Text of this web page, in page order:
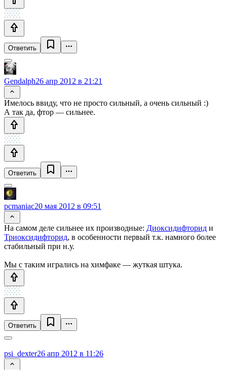
Ответить
Gendalph26 апр 2012 в 21:21
Имелось ввиду, что не просто сильный, а очень сильный :)
А так да, фтор — сильнее.
Ответить
pcmaniac20 мая 2012 в 09:51
На самом деле сильнее их производные: Диоксидифторид и
Триоксидифторид, в особенности первый т.к. намного более
стабильный при н.у.
Мы с таким игрались на химфаке — жуткая штука.
Ответить
psi_dexter26 апр 2012 в 11:26